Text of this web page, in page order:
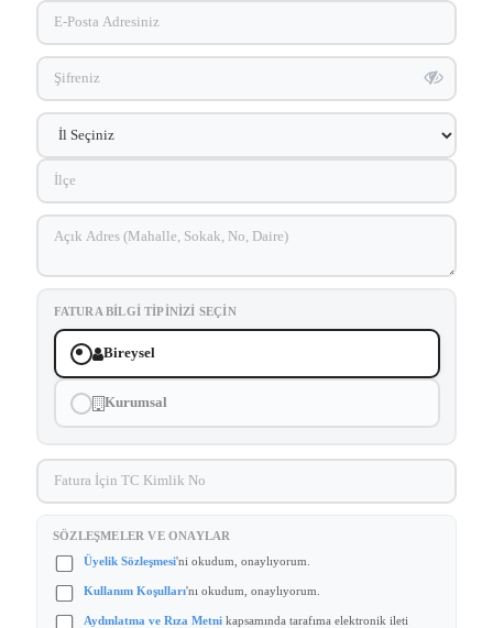
FATURA BILGI TIPINIZI SEÇIN
Bireysel
Kurumsal
SÖZLEŞMELER VE ONAYLAR
Üyelik Sözleşmesi'ni okudum, onaylıyorum.
Kullanım Koşulları'nı okudum, onaylıyorum.
Aydınlatma ve Rıza Metni kapsamında tarafıma elektronik ileti